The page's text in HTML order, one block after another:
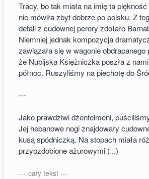
Tracy, bo tak miała na imię ta
nie mówiła zbyt dobrze po polsku. Z
detali z cudownej perory zdołało
Niemniej jednak kompozycja
zawiązała się w wagonie obdrapanego
że Nubijska Księżniczka poszła z
północ. Ruszyliśmy na piechotę do
---
Jako prawdziwi dżentelmeni,
Jej hebanowe nogi znajdowały
kusą spódniczką. Na stopach miała
przyozdobione ażurowymi (...)
--- cały tekst ---